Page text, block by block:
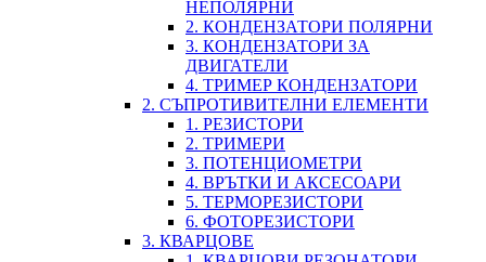
НЕПОЛЯРНИ
2. КОНДЕНЗАТОРИ ПОЛЯРНИ
3. КОНДЕНЗАТОРИ ЗА
ДВИГАТЕЛИ
4. ТРИМЕР КОНДЕНЗАТОРИ
2. СЪПРОТИВИТЕЛНИ ЕЛЕМЕНТИ
1. РЕЗИСТОРИ
2. ТРИМЕРИ
3. ПОТЕНЦИОМЕТРИ
4. ВРЪТКИ И АКСЕСОАРИ
5. ТЕРМОРЕЗИСТОРИ
6. ФОТОРЕЗИСТОРИ
3. КВАРЦОВЕ